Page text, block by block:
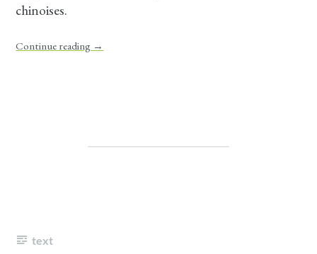
chinoises.
Continue reading →
text